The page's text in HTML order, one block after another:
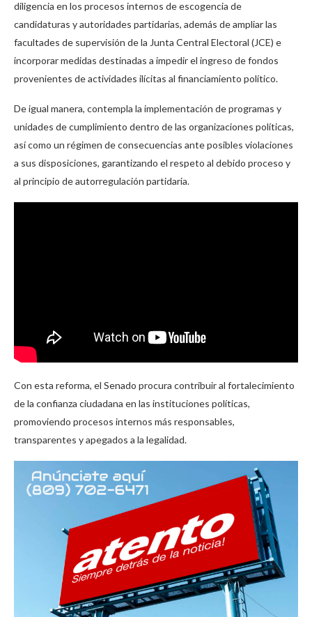
diligencia en los procesos internos de escogencia de
candidaturas y autoridades partidarias, además de ampliar las
facultades de supervisión de la Junta Central Electoral (JCE) e
incorporar medidas destinadas a impedir el ingreso de fondos
provenientes de actividades ilícitas al financiamiento político.
De igual manera, contempla la implementación de programas y
unidades de cumplimiento dentro de las organizaciones políticas,
así como un régimen de consecuencias ante posibles violaciones
a sus disposiciones, garantizando el respeto al debido proceso y
al principio de autorregulación partidaria.
Con esta reforma, el Senado procura contribuir al fortalecimiento
de la confianza ciudadana en las instituciones políticas,
promoviendo procesos internos más responsables,
transparentes y apegados a la legalidad.